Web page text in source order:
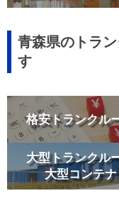
青森県のトラ
す
格安トランクル
大型トランクル
大型コンテナ